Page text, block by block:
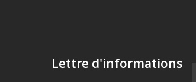
Lettre d'informations